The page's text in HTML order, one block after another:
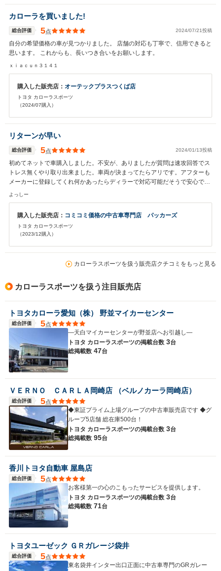
カローラを買いました!
総合評価 5点 2024/07/21投稿
自分の希望価格の車が見つかりました。 店舗の対応も丁寧で、信用できると
思います。 これからも、長いつき合いをお願いします。
ｘｉａｃｕｎ３１４１
購入した販売店： オーテックプラスつくば店
トヨタ カローラスポーツ
（2024/07購入）
リターンが早い
総合評価 5点 2024/01/13投稿
初めてネットで車購入しました。不安が、ありましたが質問は速攻回答でス
トレス無くやり取り出来ました。車両が決まってたらアリです。アフターも
メーカーに登録してくれ何かあったらディラーで対応可能だそうで安心で
す。 新古車狙いならおすすめです。
よっしー
購入した販売店： コミコミ価格の中古車専門店 パッカーズ
トヨタ カローラスポーツ
（2023/12購入）
カローラスポーツを扱う販売店クチコミをもっと見る
カローラスポーツを扱う注目販売店
トヨタカローラ愛知（株） 野並マイカーセンター
総合評価 5点
―天白マイカーセンターが野並店へお引越し―
トヨタ カローラスポーツの掲載台数 3台
総掲載数 47台
ＶＥＲＮＯ ＣＡＲＬＡ岡崎店 （ベルノカーラ岡崎店）
総合評価 5点
◆東証プライム上場グループの中古車販売店です ◆グ
ループ5店舗 総在庫500台！
トヨタ カローラスポーツの掲載台数 3台
総掲載数 95台
香川トヨタ自動車 屋島店
総合評価 5点
お客様第一の心のこもったサービスを提供します。
トヨタ カローラスポーツの掲載台数 3台
総掲載数 71台
トヨタユーゼック ＧＲガレージ袋井
総合評価 5点
東名袋井インター出口正面に中古車専門のGRガレー